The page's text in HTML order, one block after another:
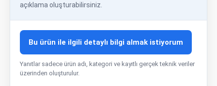
açıklama oluşturabilirsiniz.
Bu ürün ile ilgili detaylı bilgi almak istiyorum
Yanıtlar sadece ürün adı, kategori ve kayıtlı gerçek teknik veriler
üzerinden oluşturulur.